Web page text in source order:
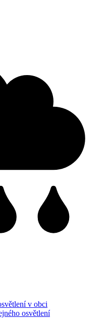
v obci
osvětlení